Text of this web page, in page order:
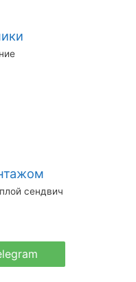
сендвич